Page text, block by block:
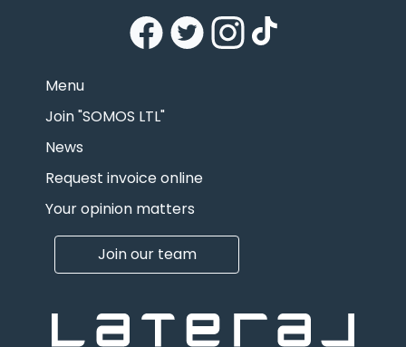
Menu
Join "SOMOS LTL"
News
Request invoice online
Your opinion matters
Join our team